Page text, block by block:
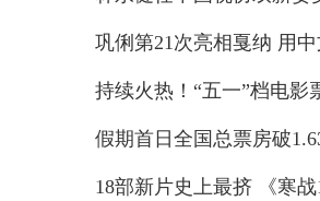
巩俐第21次亮相戛纳 用
持续火热！“五一”档电影
假期首日全国总票房破
18部新片史上最挤 《寒